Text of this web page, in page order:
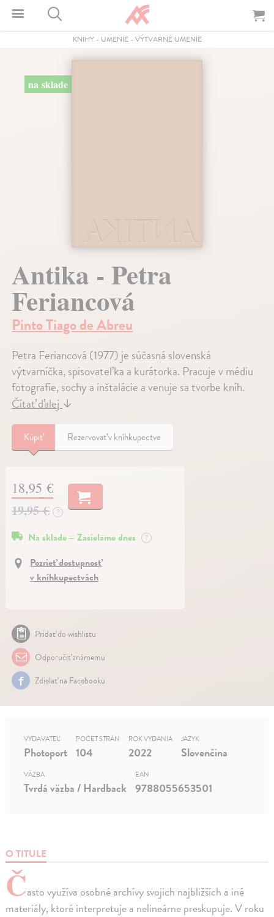
KNIHY- UMENIE- VÝTVARNÉ UMENIE
na sklade
Antika - Petra
Feriancová
Pinto Tiago de Abreu
Petra Feriancová (1977) je súčasná slovenská
výtvarníčka, spisovateľka a kurátorka. Pracuje v médiu
fotografie, sochy a inštalácie a venuje sa tvorbe kníh.
Čítať ďalej↓
Kúpiť Rezervovať v kníhkupectve
18,95 €
19,95 €
?
Na sklade – Zasielame dnes ?
Pozrieť dostupnosť
v kníhkupectvách
Pridať do wishlistu
Odporučiť známemu
Zdielať na Facebooku
O TITULE
Často využíva osobné archívy svojich najbližších a iné
materiály, ktoré interpretuje a nelineárne preskupuje. V roku
VYDAVATEĽ
Photoport
POČET STRÁN
104
ROK VYDANIA
2022
JAZYK
Slovenčina
VÄZBA
Tvrdá väzba / Hardback
EAN
9788055653501